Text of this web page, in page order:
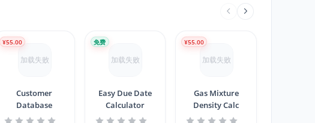
加载失败
Customer
Database
¥55.00
加载失败
Easy Due Date
Calculator
免费
加载失败
Gas Mixture
Density Calc
¥55.00